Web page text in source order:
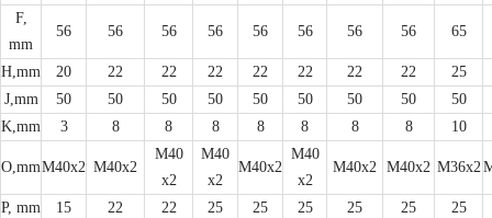
F,
mm
56 56 56 56 56 56 56 56 65
H,mm 20 22 22 22 22 22 22 22
25
J,mm
50 50 50 50 50 50 50 50
50
K,mm
3 8 8 8 8 8 8 8 10
O,mmM40x2 M40x2
M40
x2
M40
x2
M40x2
M40
x2
M40x2 M40x2 M36x2
P, mm 15 22 22 25 25 25 25 25
25